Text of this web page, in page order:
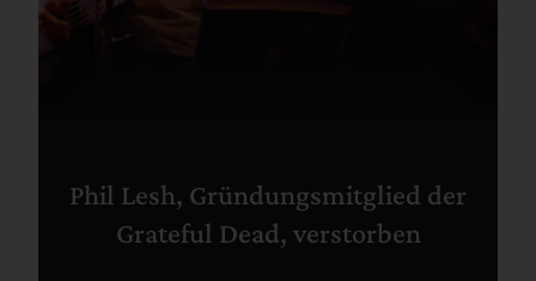
Phil Lesh, Gründungsmitglied der
Grateful Dead, verstorben